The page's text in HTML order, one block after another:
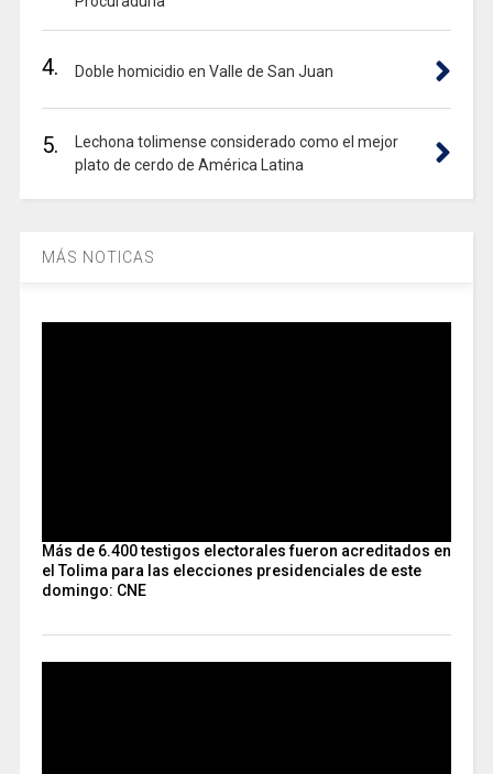
4. Doble homicidio en Valle de San Juan
5.
Lechona tolimense considerado como el mejor
plato de cerdo de América Latina
MÁS NOTICAS
Más de 6.400 testigos electorales fueron acreditados en
el Tolima para las elecciones presidenciales de este
domingo: CNE